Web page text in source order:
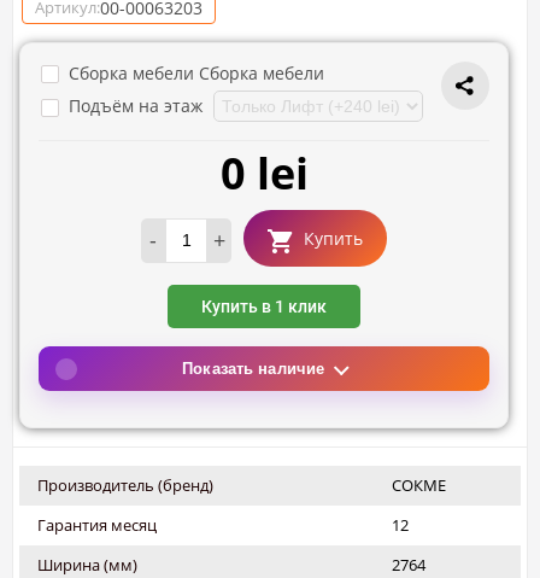
Артикул:00-00063203
Сборка мебели Сборка мебели
Подъём на этаж
0 lei
- + Купить
Купить в 1 клик
Показать наличие
Производитель (бренд)
СОКМЕ
Гарантия месяц
12
Ширина (мм)
2764